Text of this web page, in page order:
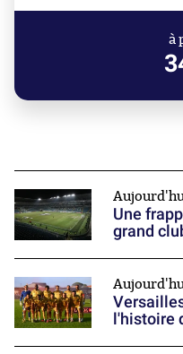
à
Une
grand
l'histoire